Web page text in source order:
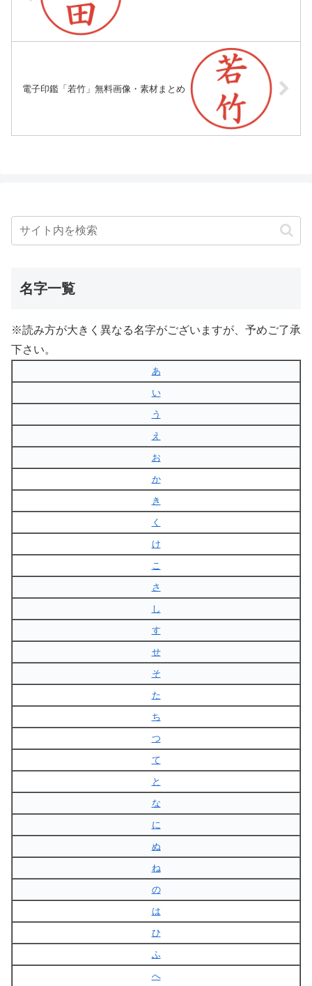
電子印鑑「若竹」無料画像・素材まとめ
名字一覧
※読み方が大きく異なる名字がございますが、予めご了承
下さい。
あ
い
う
え
お
か
き
く
け
こ
さ
し
す
せ
そ
た
ち
つ
て
と
な
に
ぬ
ね
の
は
ひ
ふ
へ